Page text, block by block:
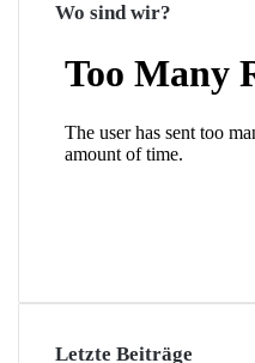
Wo sind wir?
Letzte Beiträge